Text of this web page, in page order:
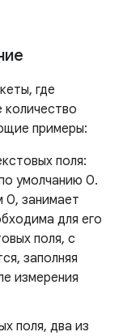
где
примеры:
поля:
умолчанию 0.
0, занимает
для его
поля, с
заполняя
измерения
поля, два из